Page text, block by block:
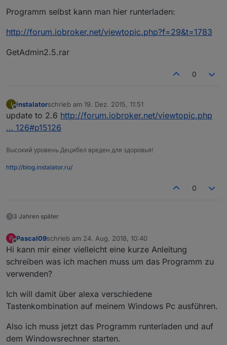
   });
}
Programm selbst kann man hier runterladen:
http://forum.iobroker.net/viewtopic.php?f=29&t=1783
GetAdmin2.5.rar
0
I
Offline
instalatorschrieb am 19. Dez. 2015, 11:51
zuletzt editiert von
update to 2.6 http://forum.iobroker.net/viewtopic.php
… 126#p15126
Высокий уровень Децибел вреден для здоровья!
http://blog.instalator.ru/
0
3 Jahren später
P
Offline
Pascal09schrieb am 24. Aug. 2018, 10:40
zuletzt editiert von
Hi kann mir einer vielleicht eine kurze Anleitung
schreiben was ich machen muss um das Programm zu
verwenden?
Ich will damit über alexa verschiedene
Tastenkombination auf meinem Windows Pc ausführen.
Also ich muss jetzt das Programm runterladen und auf
dem Windowsrechner starten.